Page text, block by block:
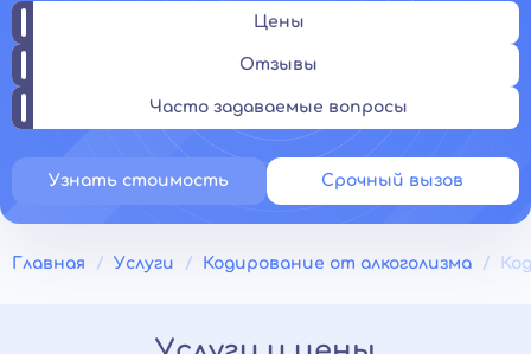
Цены
Отзывы
Часто задаваемые вопросы
Узнать стоимость Срочный вызов
Главная Услуги Кодирование от алкоголизма